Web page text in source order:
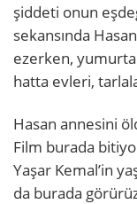
şiddeti onun
sekansında
ezerken,
hatta evleri,
Hasan annesini
Film burada
Yaşar Kemal’in
da burada